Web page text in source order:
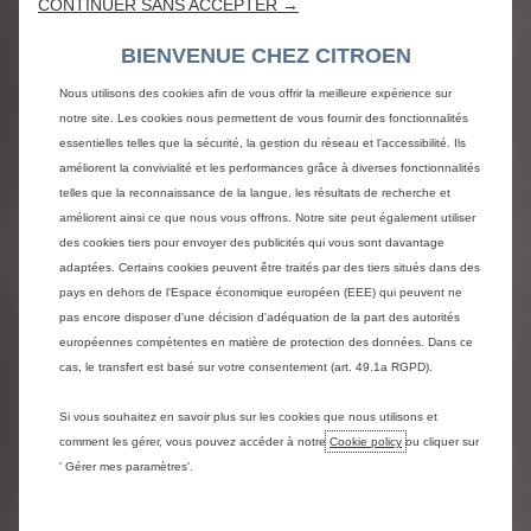
CITROËN X ACCOR
Ambiance délibérément
futuriste
Le Pod Pullman Power Fitness dispose d'une bulle
vitrée hors du commun, à la fois sombre et
lumineuse. Un coach numérique via l’écran
holographique permet au sportif d’être encouragé
extérieur, mais aussi de s’informer, obtenir des
informations sur son trajet et se divertir pendant
sa séance de cardio. L’effort fourni sur le vélo ou le
CONTINUER SANS ACCEPTER →
BIENVENUE CHEZ CITROEN
Nous utilisons des cookies afin de vous offrir la meilleure expérience sur
notre site. Les cookies nous permettent de vous fournir des fonctionnalités
essentielles telles que la sécurité, la gestion du réseau et l’accessibilité. Ils
améliorent la convivialité et les performances grâce à diverses fonctionnalités
telles que la reconnaissance de la langue, les résultats de recherche et
améliorent ainsi ce que nous vous offrons. Notre site peut également utiliser
des cookies tiers pour envoyer des publicités qui vous sont davantage
adaptées. Certains cookies peuvent être traités par des tiers situés dans des
pays en dehors de l'Espace économique européen (EEE) qui peuvent ne
pas encore disposer d'une décision d'adéquation de la part des autorités
européennes compétentes en matière de protection des données. Dans ce
cas, le transfert est basé sur votre consentement (art. 49.1a RGPD).
Si vous souhaitez en savoir plus sur les cookies que nous utilisons et
comment les gérer, vous pouvez accéder à notre Cookie policy ou cliquer sur
' Gérer mes paramètres'.